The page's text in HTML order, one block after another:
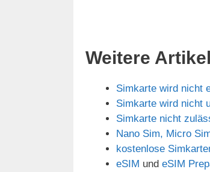
Weitere
Simkarte wird nicht
Simkarte wird nicht
Simkarte nicht
Nano Sim, Micro
kostenlose
eSIM und eSIM